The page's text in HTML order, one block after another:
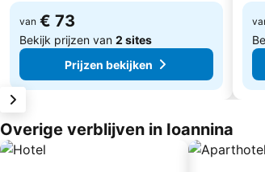
van € 73
Bekijk prijzen van 2 sites
Prijzen bekijken
Overige verblijven in Ioannina